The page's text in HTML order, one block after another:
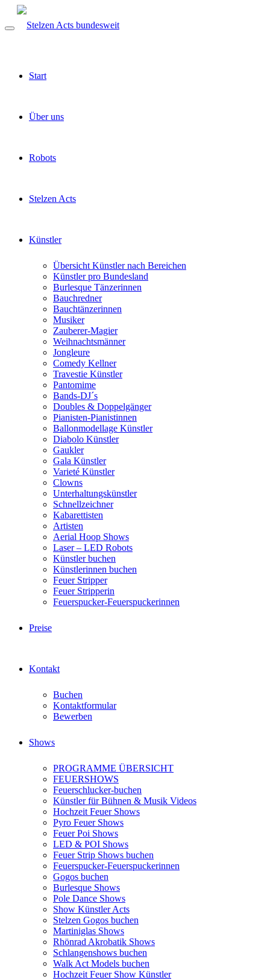
Start
Über uns
Robots
Stelzen Acts
Künstler
Übersicht Künstler nach Bereichen
Künstler pro Bundesland
Burlesque Tänzerinnen
Bauchredner
Bauchtänzerinnen
Musiker
Zauberer-Magier
Weihnachtsmänner
Jongleure
Comedy Kellner
Travestie Künstler
Pantomime
Bands-DJ´s
Doubles & Doppelgänger
Pianisten-Pianistinnen
Ballonmodellage Künstler
Diabolo Künstler
Gaukler
Gala Künstler
Varieté Künstler
Clowns
Unterhaltungskünstler
Schnellzeichner
Kabarettisten
Artisten
Aerial Hoop Shows
Laser – LED Robots
Künstler buchen
Künstlerinnen buchen
Feuer Stripper
Feuer Stripperin
Feuerspucker-Feuerspuckerinnen
Preise
Kontakt
Buchen
Kontaktformular
Bewerben
Shows
PROGRAMME ÜBERSICHT
FEUERSHOWS
Feuerschlucker-buchen
Künstler für Bühnen & Musik Videos
Hochzeit Feuer Shows
Pyro Feuer Shows
Feuer Poi Shows
LED & POI Shows
Feuer Strip Shows buchen
Feuerspucker-Feuerspuckerinnen
Gogos buchen
Burlesque Shows
Pole Dance Shows
Show Künstler Acts
Stelzen Gogos buchen
Martiniglas Shows
Rhönrad Akrobatik Shows
Schlangenshows buchen
Walk Act Models buchen
Hochzeit Feuer Show Künstler